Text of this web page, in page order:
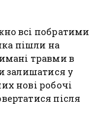
всі побратими
пішли на
травми в
залишатися у
нові робочі
після